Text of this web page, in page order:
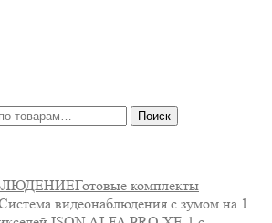
Поиск
Готовые комплекты
видеонаблюдения с зумом на 1